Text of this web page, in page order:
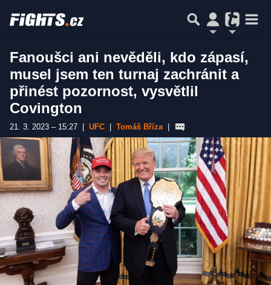
Fanoušci ani nevěděli, kdo zápasí,
musel jsem ten turnaj zachránit a
přinést pozornost, vysvětlil
Covington
21. 3. 2023 – 15:27 UFC Tomáš Bříza